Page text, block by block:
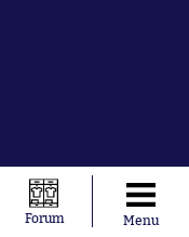
Forum Menu